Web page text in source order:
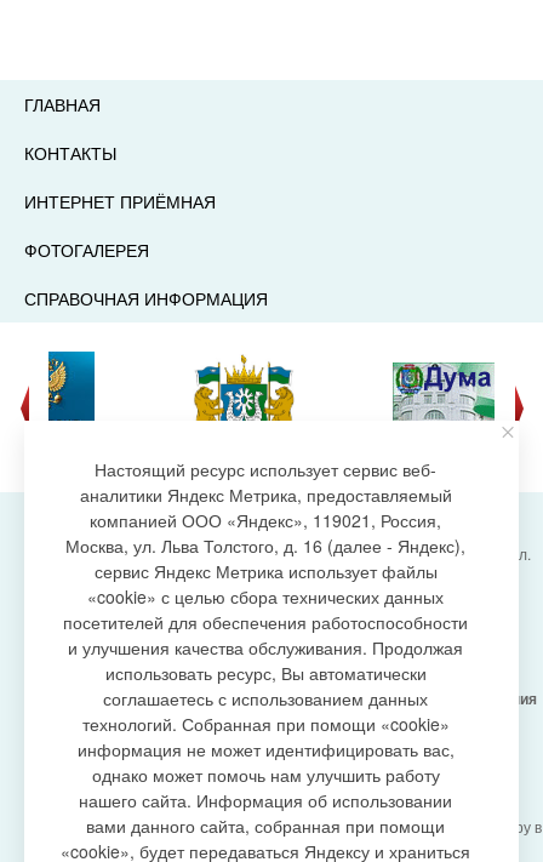
ГЛАВНАЯ
КОНТАКТЫ
ИНТЕРНЕТ ПРИЁМНАЯ
ФОТОГАЛЕРЕЯ
СПРАВОЧНАЯ ИНФОРМАЦИЯ
создание сайта
Администрация городского поселения Излучинск, ул.
Энергетиков, 6, пгт. Излучинск, Нижневартовский
район,
Ханты-Мансийский автономный округ-Югра
(Тюменская область), 628634
Сетевое изданиеhttps://www.gp-izluchinsk.ru
16+
Учредитель -Администрация городского поселения
Излучинск
Главный редактор - Бурич Денис Ярославович
Телефон/факс: (3466) 28-13-77 , e-mail:
admizl@rambler.ru
Сетевое изданиеhttps://www.gp-izluchinsk.ru
зарегистрировано Федеральной службой по надзору в
сфере связи,
Настоящий ресурс использует сервис веб-
аналитики Яндекс Метрика, предоставляемый
компанией ООО «Яндекс», 119021, Россия,
Москва, ул. Льва Толстого, д. 16 (далее - Яндекс),
сервис Яндекс Метрика использует файлы
«cookie» с целью сбора технических данных
посетителей для обеспечения работоспособности
и улучшения качества обслуживания. Продолжая
использовать ресурс, Вы автоматически
соглашаетесь с использованием данных
технологий. Собранная при помощи «cookie»
информация не может идентифицировать вас,
однако может помочь нам улучшить работу
нашего сайта. Информация об использовании
вами данного сайта, собранная при помощи
«cookie», будет передаваться Яндексу и храниться